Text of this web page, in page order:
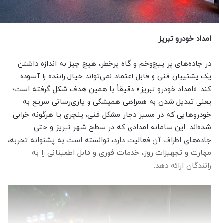
امداد خودرو تبریز
در جاده‌های پر پیچ‌وخم و گاه پرخطر، هیچ چیز به اندازه داشتن
یک پشتیبان فنی و قابل اعتماد نمی‌تواند خیال راننده را آسوده
کند. «امداد خودرو تبریز» دقیقاً با همین هدف شکل گرفته است؛
یعنی تبدیل شدن به همراهی همیشگی و یاری‌رسانی سریع به
خودروهایی که در مسیر دچار مشکل فنی، پنچری یا هرگونه خرابی
شده‌اند. این سامانه امدادی که در سطح شهر تبریز و حتی
جاده‌های اطراف آن فعالیت دارد، توانسته است به پشتوانه تجربه،
مهارت و تجهیزات روز، خدمات فوری و قابل اطمینانی را به
رانندگان ارائه دهد.